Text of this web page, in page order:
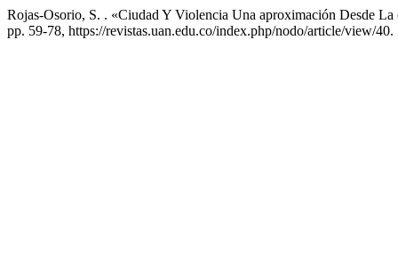
Rojas-Osorio, S. . «Ciudad Y Violencia Una aproximación Desde
pp. 59-78, https://revistas.uan.edu.co/index.php/nodo/article/view/40.